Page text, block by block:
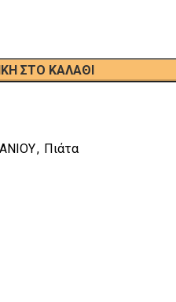
ΣΤΟ ΚΑΛΆΘΙ
, Πιάτα